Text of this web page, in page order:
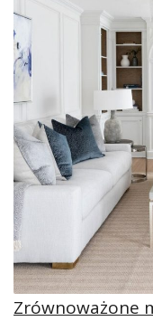
Zrównoważone